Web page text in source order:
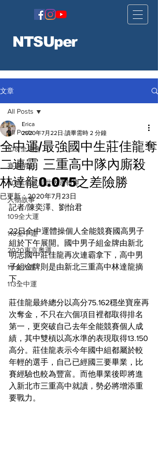
NTSUper
文章
All Posts
108 全運會
賽事消息
2019 拿坡里世大運報導
人物故事
109全大運
110全中運
2020東京奧運
111全大運
113全中運
All Posts
全中運/最強國中生莊佳龍奪
二連霸 三重高中隊內廝殺
林達龍0.075之差險勝
Erica
2020年7月22日 讀畢需時 2 分鐘
已更新：2020年7月23日
記者/陳奕澤、劉怡君
22日全中運體操個人全能競賽國高男子
組於下午展開。國中男子組金牌由新北
明志國中莊佳龍再次連霸拿下，高中男
子組金牌則是由新北三重高中林達龍摘
下。
莊佳龍最終總分以高分75.162穩坐寶座再
次奪金，不只在六個項目裡都取得排名
第一，更突破自己去年全能競賽個人成
績，其中雙槓以高水準的表現取得13.150
高分。莊佳龍表示今年國中組都屬於較
年輕的選手，自己已經國三要畢業，比
賽經驗也較為豐富。而他畢業後即將進
入新北市三重高中就讀，勢必將增添重
要戰力。